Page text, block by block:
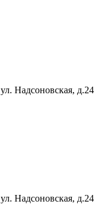
Надсоновская, д.24
Надсоновская, д.24